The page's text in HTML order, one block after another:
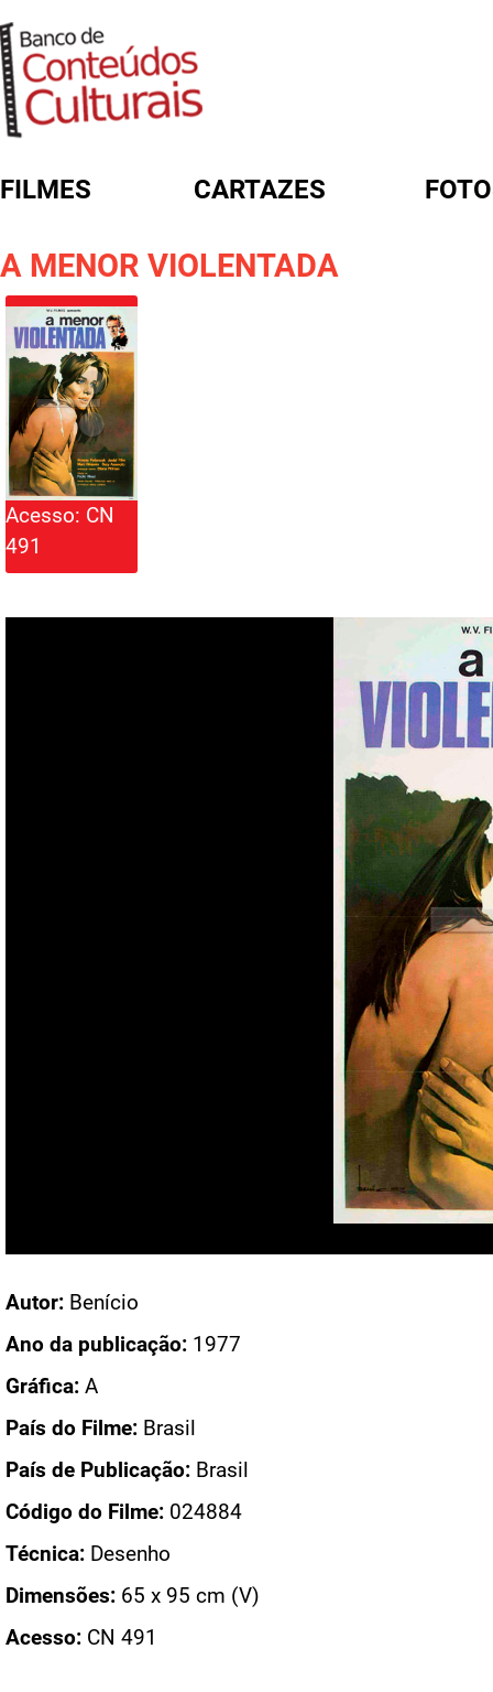
FILMES CARTAZES
A MENOR VIOLENTADA
Acesso: CN
491
Autor: Benício
Ano da publicação: 1977
Gráfica: A
País do Filme: Brasil
País de Publicação: Brasil
Código do Filme: 024884
Técnica: Desenho
Dimensões: 65 x 95 cm (V)
Acesso: CN 491
FORMULÁRIO DE BUSCA